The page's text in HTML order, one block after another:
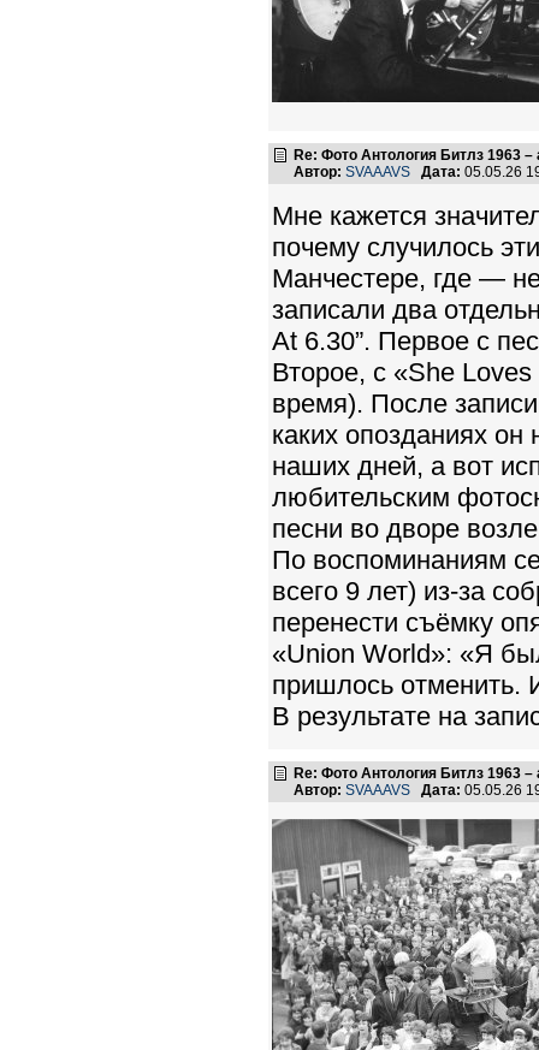
Re: Фото Антология Битлз 1963 –
Автор: SVAAAVS Дата: 05.05.26
Мне кажется
почему случилось
Манчестере, где —
записали два
At 6.30”. Первое c
Второе, с «She
время). После
каких опозданиях он
наших дней, а вот
любительским
песни во дворе
По воспоминаниям
всего 9 лет) из-за
перенести съёмку
«Union World»: «Я
пришлось отменить.
В результате на
Re: Фото Антология Битлз 1963 –
Автор: SVAAAVS Дата: 05.05.26